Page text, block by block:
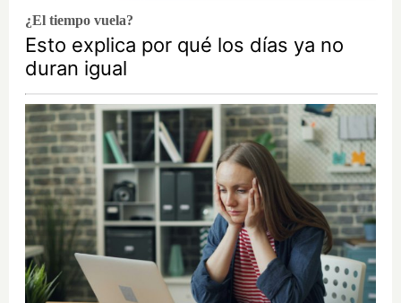
¿El tiempo vuela?
Esto explica por qué los días ya no
duran igual